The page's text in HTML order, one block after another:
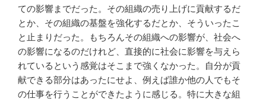
ての影響までだった。その組織の売り上げに貢献するだ
とか、その組織の基盤を強化するだとか、そういったこ
と止まりだった。もちろんその組織への影響が、社会へ
の影響になるのだけれど、直接的に社会に影響を与えら
れているという感覚はそこまで強くなかった。自分が貢
献できる部分はあったにせよ、例えば誰か他の人でもそ
の仕事を行うことができたように感じる。特に大きな組